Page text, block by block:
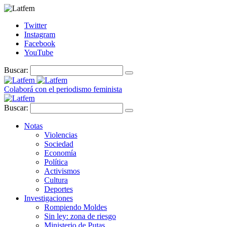
Twitter
Instagram
Facebook
YouTube
Buscar:
Colaborá con el periodismo feminista
Buscar:
Notas
Violencias
Sociedad
Economía
Política
Activismos
Cultura
Deportes
Investigaciones
Rompiendo Moldes
Sin ley: zona de riesgo
Ministerio de Putas